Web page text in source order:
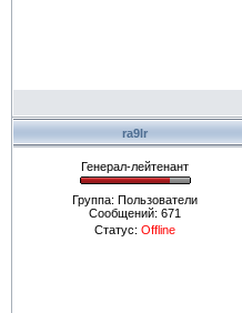
ra9lr
Генерал-лейтенант
Группа: Пользователи
Сообщений: 671
Статус: Offline